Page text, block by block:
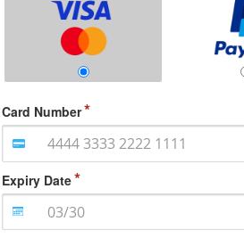
Card Number
Expiry Date